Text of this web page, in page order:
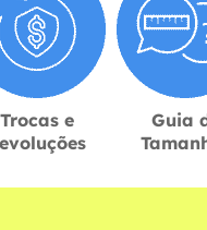
Trocas e
Guia